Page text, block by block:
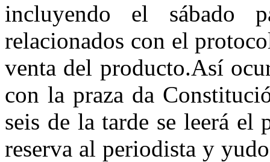
incluyendo el sábado
relacionados con el
venta del producto.Así
con la praza da
seis de la tarde se leerá el
reserva al periodista y